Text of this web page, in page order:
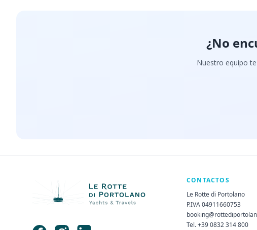
¿No
Nuestro equipo
CONTACTOS
Le Rotte di Portolano
P.IVA 04911660753
Tel. +39 0832 314 800